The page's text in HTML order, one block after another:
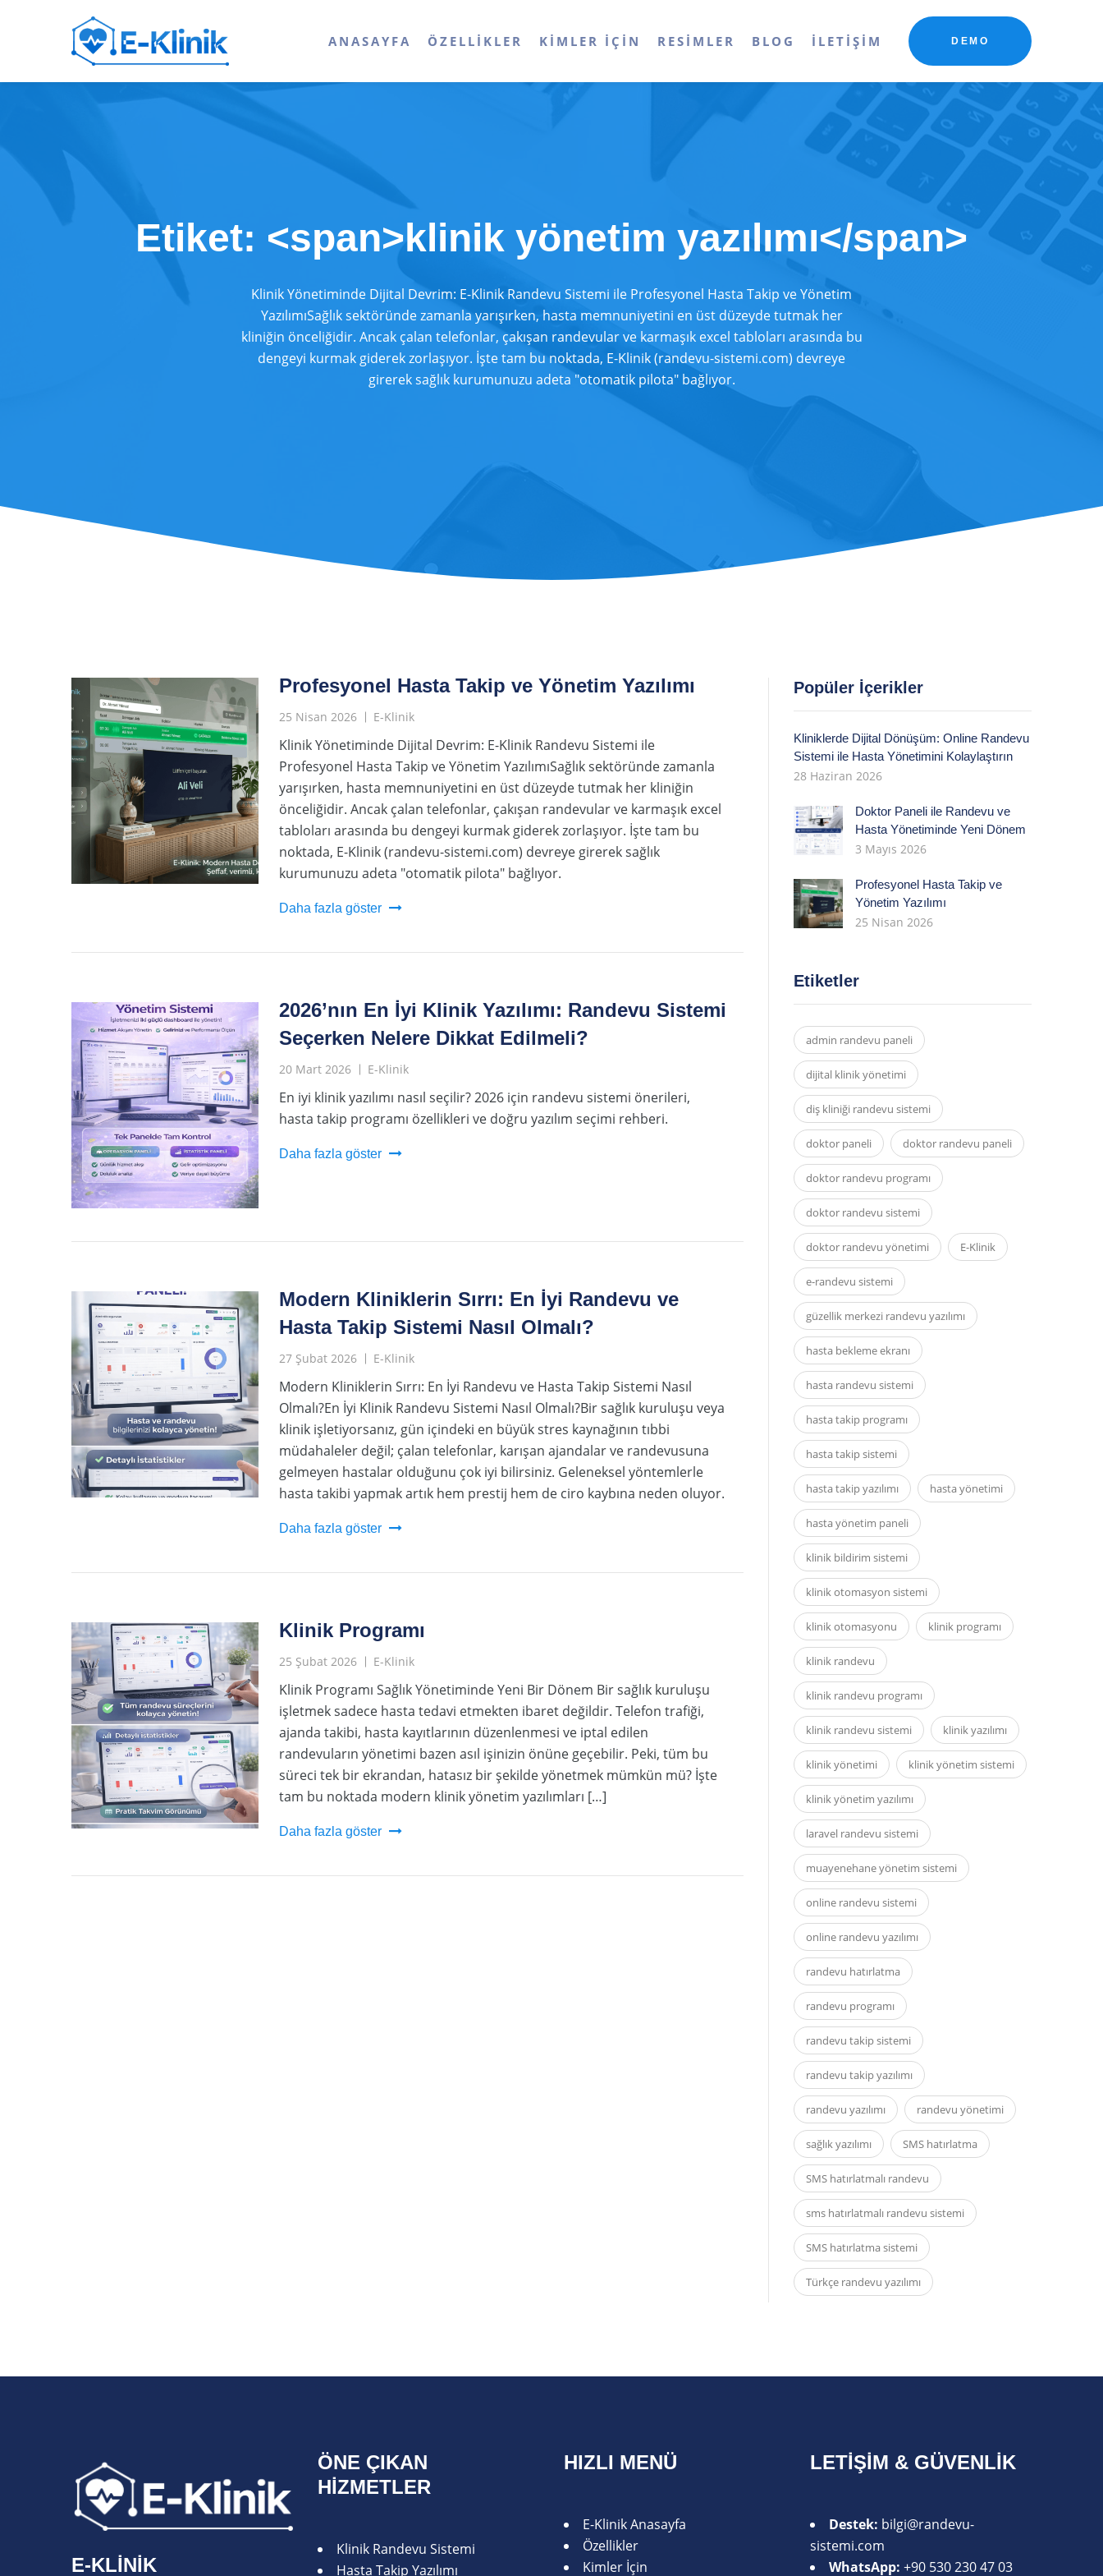
ANASAYFA ÖZELLIKLER KIMLER İÇIN RESIMLER BLOG İLETIŞIM DEMO
Etiket: <span>klinik yönetim yazılımı</span>
Klinik Yönetiminde Dijital Devrim: E-Klinik Randevu Sistemi ile Profesyonel Hasta Takip ve Yönetim
YazılımıSağlık sektöründe zamanla yarışırken, hasta memnuniyetini en üst düzeyde tutmak her
kliniğin önceliğidir. Ancak çalan telefonlar, çakışan randevular ve karmaşık excel tabloları arasında bu
dengeyi kurmak giderek zorlaşıyor. İşte tam bu noktada, E-Klinik (randevu-sistemi.com) devreye
girerek sağlık kurumunuzu adeta "otomatik pilota" bağlıyor.
Profesyonel Hasta Takip ve Yönetim Yazılımı
25 Nisan 2026 E-Klinik
Klinik Yönetiminde Dijital Devrim: E-Klinik Randevu Sistemi ile
Profesyonel Hasta Takip ve Yönetim YazılımıSağlık sektöründe zamanla
yarışırken, hasta memnuniyetini en üst düzeyde tutmak her kliniğin
önceliğidir. Ancak çalan telefonlar, çakışan randevular ve karmaşık excel
tabloları arasında bu dengeyi kurmak giderek zorlaşıyor. İşte tam bu
noktada, E-Klinik (randevu-sistemi.com) devreye girerek sağlık
kurumunuzu adeta "otomatik pilota" bağlıyor.
Daha fazla göster
2026’nın En İyi Klinik Yazılımı: Randevu Sistemi
Seçerken Nelere Dikkat Edilmeli?
20 Mart 2026 E-Klinik
En iyi klinik yazılımı nasıl seçilir? 2026 için randevu sistemi önerileri,
hasta takip programı özellikleri ve doğru yazılım seçimi rehberi.
Daha fazla göster
Modern Kliniklerin Sırrı: En İyi Randevu ve
Hasta Takip Sistemi Nasıl Olmalı?
27 Şubat 2026 E-Klinik
Modern Kliniklerin Sırrı: En İyi Randevu ve Hasta Takip Sistemi Nasıl
Olmalı?En İyi Klinik Randevu Sistemi Nasıl Olmalı?Bir sağlık kuruluşu veya
klinik işletiyorsanız, gün içindeki en büyük stres kaynağının tıbbi
müdahaleler değil; çalan telefonlar, karışan ajandalar ve randevusuna
gelmeyen hastalar olduğunu çok iyi bilirsiniz. Geleneksel yöntemlerle
hasta takibi yapmak artık hem prestij hem de ciro kaybına neden oluyor.
Daha fazla göster
Klinik Programı
25 Şubat 2026 E-Klinik
Klinik Programı Sağlık Yönetiminde Yeni Bir Dönem Bir sağlık kuruluşu
işletmek sadece hasta tedavi etmekten ibaret değildir. Telefon trafiği,
ajanda takibi, hasta kayıtlarının düzenlenmesi ve iptal edilen
randevuların yönetimi bazen asıl işinizin önüne geçebilir. Peki, tüm bu
süreci tek bir ekrandan, hatasız bir şekilde yönetmek mümkün mü? İşte
tam bu noktada modern klinik yönetim yazılımları […]
Daha fazla göster
Popüler İçerikler
Kliniklerde Dijital Dönüşüm: Online Randevu
Sistemi ile Hasta Yönetimini Kolaylaştırın
28 Haziran 2026
Doktor Paneli ile Randevu ve
Hasta Yönetiminde Yeni Dönem
3 Mayıs 2026
Profesyonel Hasta Takip ve
Yönetim Yazılımı
25 Nisan 2026
Etiketler
admin randevu paneli
dijital klinik yönetimi
diş kliniği randevu sistemi
doktor paneli doktor randevu paneli
doktor randevu programı
doktor randevu sistemi
doktor randevu yönetimi E-Klinik
e-randevu sistemi
güzellik merkezi randevu yazılımı
hasta bekleme ekranı
hasta randevu sistemi
hasta takip programı
hasta takip sistemi
hasta takip yazılımı hasta yönetimi
hasta yönetim paneli
klinik bildirim sistemi
klinik otomasyon sistemi
klinik otomasyonu klinik programı
klinik randevu
klinik randevu programı
klinik randevu sistemi klinik yazılımı
klinik yönetimi klinik yönetim sistemi
klinik yönetim yazılımı
laravel randevu sistemi
muayenehane yönetim sistemi
online randevu sistemi
online randevu yazılımı
randevu hatırlatma
randevu programı
randevu takip sistemi
randevu takip yazılımı
randevu yazılımı randevu yönetimi
sağlık yazılımı SMS hatırlatma
SMS hatırlatmalı randevu
sms hatırlatmalı randevu sistemi
SMS hatırlatma sistemi
Türkçe randevu yazılımı
E-KLINIK
ÖNE ÇIKAN
HIZMETLER
Klinik Randevu Sistemi
Hasta Takip Yazılımı
HIZLI MENÜ
E-Klinik Anasayfa
Özellikler
Kimler İçin
LETIŞIM & GÜVENLIK
Destek: bilgi@randevu-
sistemi.com
WhatsApp: +90 530 230 47 03